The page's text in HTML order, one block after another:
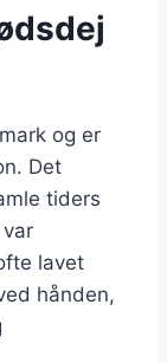
og er
Det
tiders
lavet
hånden,